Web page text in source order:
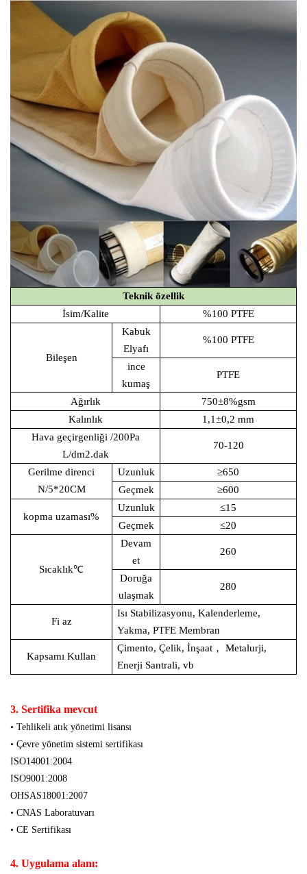
Teknik özellik
İsim/Kalite
%100 PTFE
Bileşen
Kabuk
Elyafı
%100 PTFE
ince
kumaş
PTFE
Ağırlık
750±8%gsm
Kalınlık
1,1±0,2 mm
Hava geçirgenliği /200Pa
L/dm2.dak
70-120
Gerilme direnci
N/5*20CM
Uzunluk
≥650
Geçmek
≥600
kopma uzaması%
Uzunluk
≤15
Geçmek
≤20
Sıcaklık℃
Devam
et
260
Doruğa
ulaşmak
280
Fi az
Isı Stabilizasyonu, Kalenderleme,
Yakma, PTFE Membran
Kapsamı Kullan
Çimento, Çelik, İnşaat ，
Metalurji,
Enerji Santrali, vb
3. Sertifika mevcut
• Tehlikeli atık yönetimi lisansı
• Çevre yönetim sistemi sertifikası
ISO14001:2004
ISO9001:2008
OHSAS18001:2007
• CNAS Laboratuvarı
• CE Sertifikası
4. Uygulama alanı: